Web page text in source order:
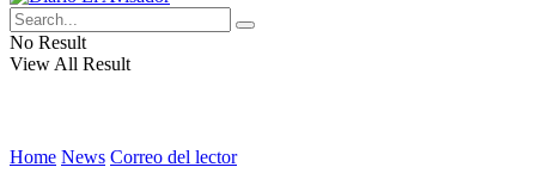
No Result
View All Result
Home News Correo del lector